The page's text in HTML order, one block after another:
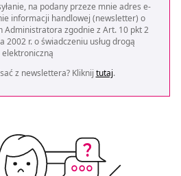
na podany przeze mnie adres e-
informacji handlowej (newsletter) o
Administratora zgodnie z Art. 10 pkt 2
2002 r. o świadczeniu usług drogą
elektroniczną
z newslettera? Kliknij tutaj.